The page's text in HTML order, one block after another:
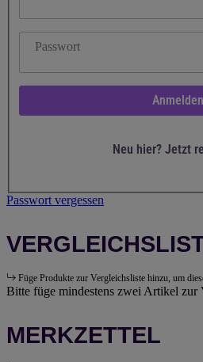
Passwort
Anmelden
Neu hier? Jetzt
Passwort vergessen
Füge Produkte zur Vergleichsliste hinzu, um
Bitte füge mindestens zwei Artikel zur
MERKZETTEL